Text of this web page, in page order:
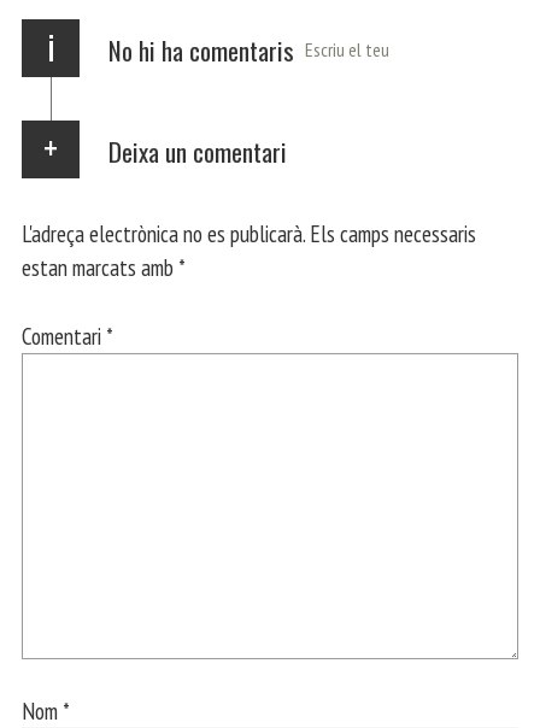
i No hi ha comentaris Escriu el teu
Deixa un comentari
L'adreça electrònica no es publicarà. Els camps necessaris
estan marcats amb *
Comentari *
Nom *